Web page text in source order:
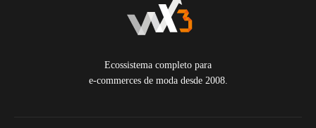
Ecossistema completo para
e-commerces de moda desde 2008.